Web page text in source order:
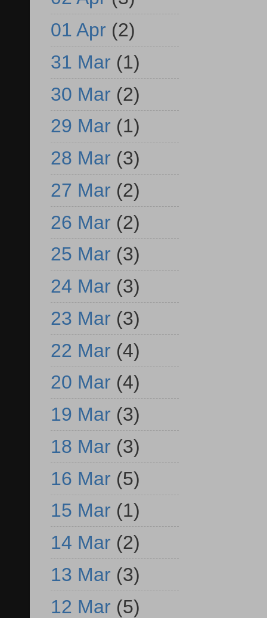
01 Apr (2)
31 Mar (1)
30 Mar (2)
29 Mar (1)
28 Mar (3)
27 Mar (2)
26 Mar (2)
25 Mar (3)
24 Mar (3)
23 Mar (3)
22 Mar (4)
20 Mar (4)
19 Mar (3)
18 Mar (3)
16 Mar (5)
15 Mar (1)
14 Mar (2)
13 Mar (3)
12 Mar (5)